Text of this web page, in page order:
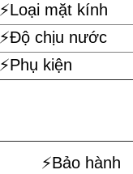
⚡️Loại mặt kính
⚡️Độ chịu nước
⚡️Phụ kiện
⚡️Bảo hành